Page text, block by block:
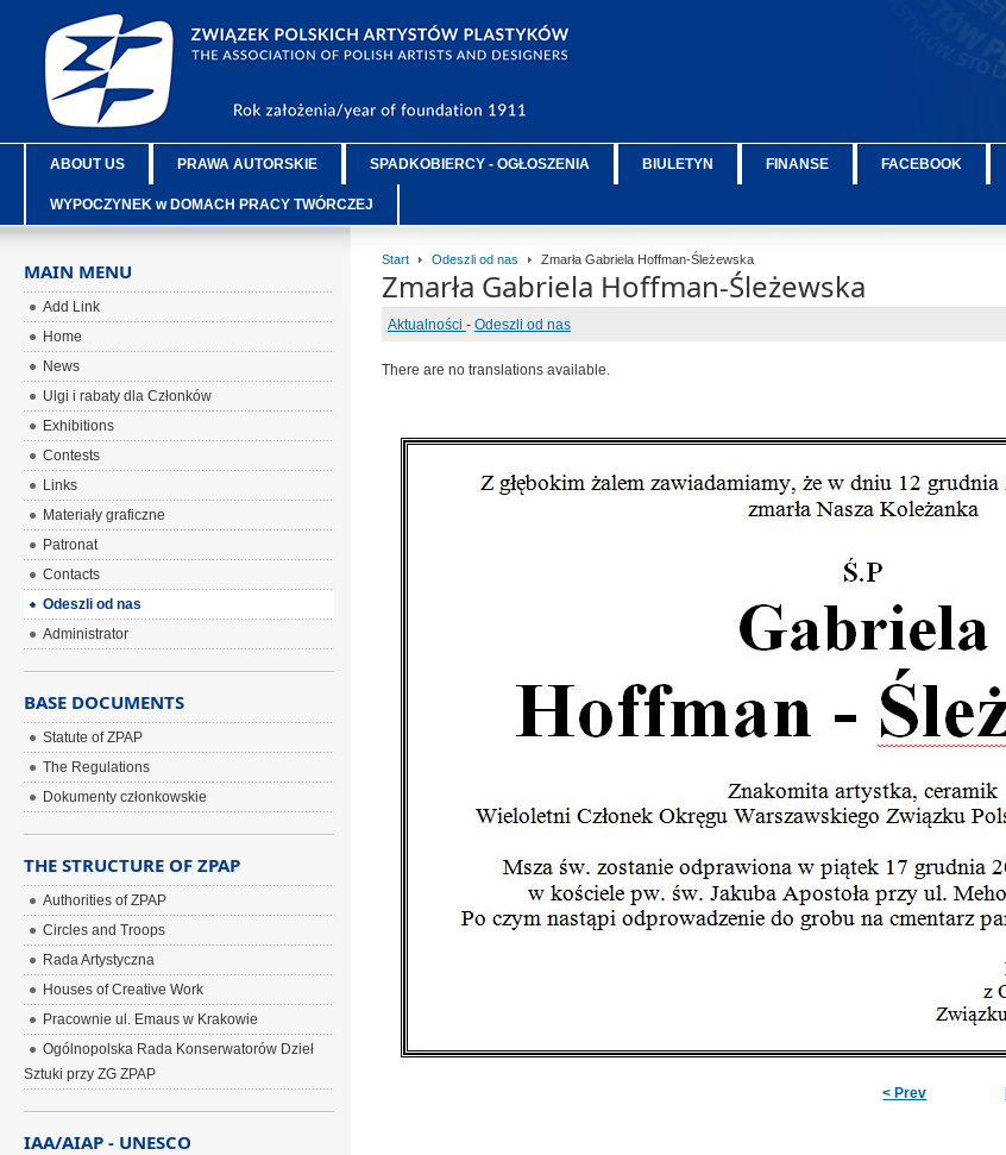
ABOUT US PRAWA AUTORSKIE SPADKOBIERCY - OGŁOSZENIA BIULETYN FINANSE FACEBOOK
WYPOCZYNEK w DOMACH PRACY TWÓRCZEJ
Start Odeszli od nas Zmarła Gabriela Hoffman-Śleżewska
Zmarła Gabriela Hoffman-Śleżewska
Aktualności - Odeszli od nas
There are no translations available.
< Prev
MAIN MENU
Add Link
Home
News
Ulgi i rabaty dla Członków
Exhibitions
Contests
Links
Materiały graficzne
Patronat
Contacts
Odeszli od nas
Administrator
BASE DOCUMENTS
Statute of ZPAP
The Regulations
Dokumenty członkowskie
THE STRUCTURE OF ZPAP
Authorities of ZPAP
Circles and Troops
Rada Artystyczna
Houses of Creative Work
Pracownie ul. Emaus w Krakowie
Ogólnopolska Rada Konserwatorów Dzieł
Sztuki przy ZG ZPAP
IAA/AIAP - UNESCO